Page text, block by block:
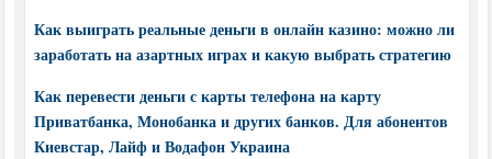
Как выиграть реальные деньги в онлайн казино: можно ли
заработать на азартных играх и какую выбрать стратегию
Как перевести деньги с карты телефона на карту
Приватбанка, Монобанка и других банков. Для абонентов
Киевстар, Лайф и Водафон Украина